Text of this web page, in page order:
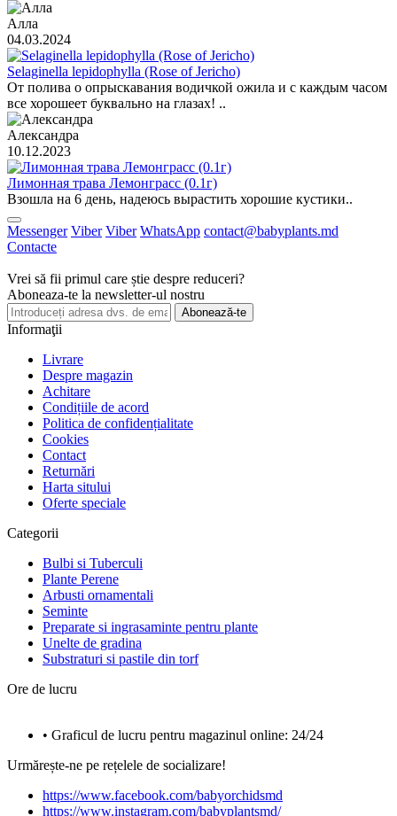
Алла
04.03.2024
Selaginella lepidophylla (Rose of Jericho)
От полива о опрыскавания водичкой ожила и с каждым часом
все хорошеет буквально на глазах! ..
Александра
10.12.2023
Лимонная трава Лемонграсс (0.1г)
Взошла на 6 день, надеюсь вырастить хорошие кустики..
Messenger Viber Viber WhatsApp contact@babyplants.md
Contacte
Vrei să fii primul care știe despre reduceri?
Aboneaza-te la newsletter-ul nostru
Abonează-te
Informaţii
Livrare
Despre magazin
Achitare
Condițiile de acord
Politica de confidențialitate
Cookies
Contact
Returnări
Harta sitului
Oferte speciale
Categorii
Bulbi si Tuberculi
Plante Perene
Arbusti ornamentali
Seminte
Preparate si ingrasaminte pentru plante
Unelte de gradina
Substraturi si pastile din torf
Ore de lucru
• Graficul de lucru pentru magazinul online: 24/24
Urmărește-ne pe rețelele de socializare!
https://www.facebook.com/babyorchidsmd
https://www.instagram.com/babyplantsmd/